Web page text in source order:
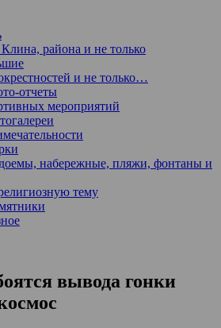
района и не только
и не только…
отчеты
мероприятий
набережные, пляжи, фонтаны и
тему
вывода гонки